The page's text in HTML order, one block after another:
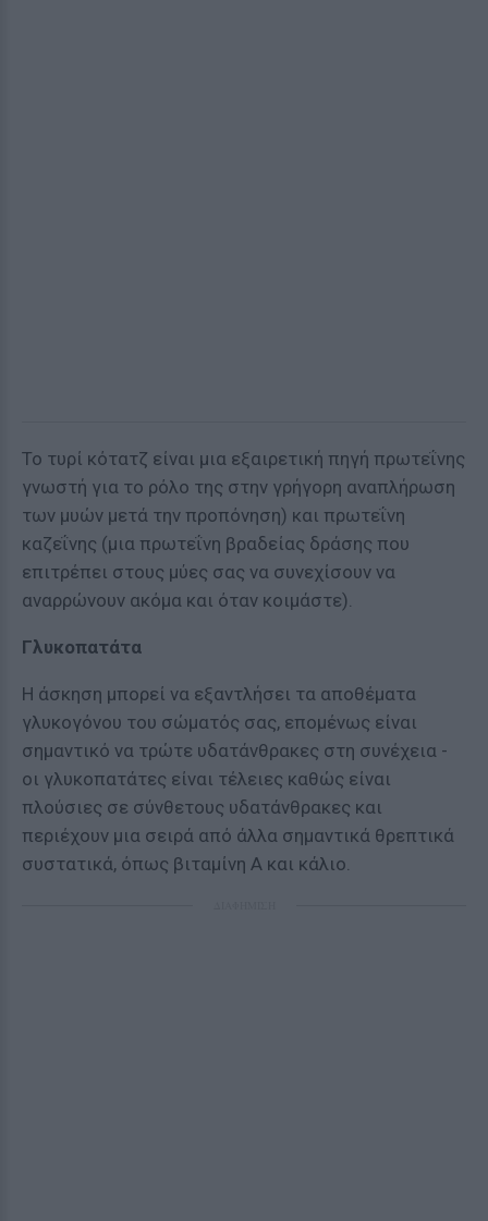
Το τυρί κότατζ είναι μια εξαιρετική πηγή πρωτεΐνης
γνωστή για το ρόλο της στην γρήγορη αναπλήρωση
των μυών μετά την προπόνηση) και πρωτεΐνη
καζεΐνης (μια πρωτεΐνη βραδείας δράσης που
επιτρέπει στους μύες σας να συνεχίσουν να
αναρρώνουν ακόμα και όταν κοιμάστε).
Γλυκοπατάτα
Η άσκηση μπορεί να εξαντλήσει τα αποθέματα
γλυκογόνου του σώματός σας, επομένως είναι
σημαντικό να τρώτε υδατάνθρακες στη συνέχεια -
οι γλυκοπατάτες είναι τέλειες καθώς είναι
πλούσιες σε σύνθετους υδατάνθρακες και
περιέχουν μια σειρά από άλλα σημαντικά θρεπτικά
συστατικά, όπως βιταμίνη Α και κάλιο.